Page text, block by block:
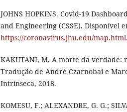
JOHNS HOPKINS. Covid-19
and Engineering (CSSE). Disponível
https://coronavirus.jhu.edu/map.html
KAKUTANI, M. A morte da
Tradução de André Czarnobai e
Intrínseca, 2018.
KOMESU, F.; ALEXANDRE, G. G.;